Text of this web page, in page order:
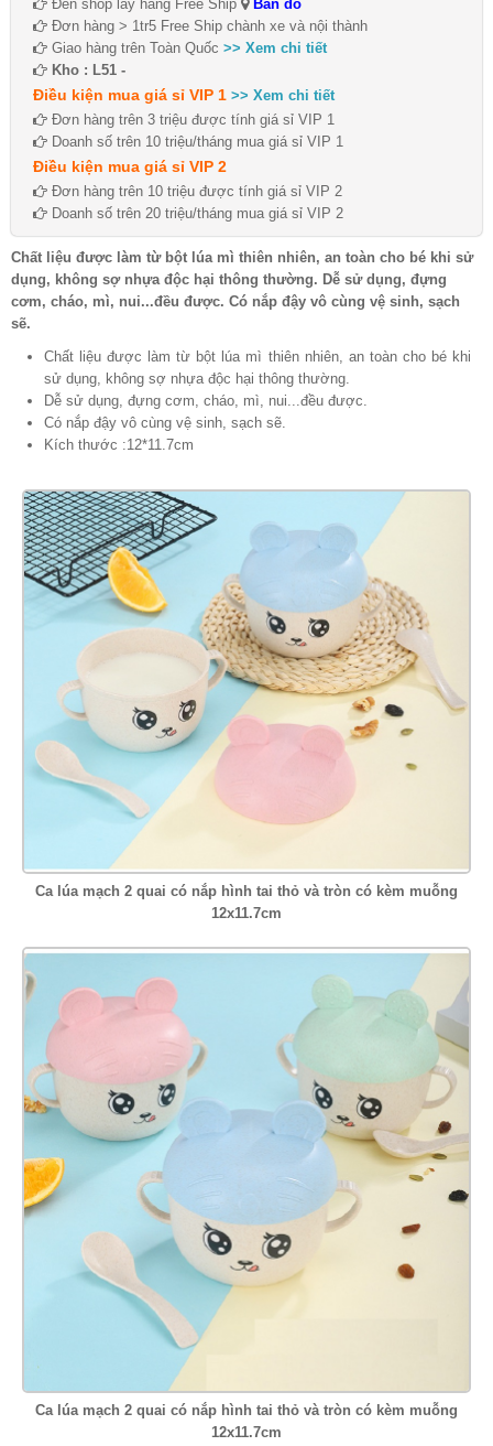
Đến shop lấy hàng Free Ship
Bản đồ
Đơn hàng > 1tr5 Free Ship chành xe và nội thành
Giao hàng trên Toàn Quốc >> Xem chi tiết
Kho : L51 -
Điều kiện mua giá sỉ VIP 1 >> Xem chi tiết
Đơn hàng trên 3 triệu được tính giá sỉ VIP 1
Doanh số trên 10 triệu/tháng mua giá sỉ VIP 1
Điều kiện mua giá sỉ VIP 2
Đơn hàng trên 10 triệu được tính giá sỉ VIP 2
Doanh số trên 20 triệu/tháng mua giá sỉ VIP 2
Chất liệu được làm từ bột lúa mì thiên nhiên, an toàn cho bé khi sử
dụng, không sợ nhựa độc hại thông thường. Dễ sử dụng, đựng
cơm, cháo, mì, nui...đều được. Có nắp đậy vô cùng vệ sinh, sạch
sẽ.
Chất liệu được làm từ bột lúa mì thiên nhiên, an toàn cho bé khi
sử dụng, không sợ nhựa độc hại thông thường.
Dễ sử dụng, đựng cơm, cháo, mì, nui...đều được.
Có nắp đậy vô cùng vệ sinh, sạch sẽ.
Kích thước :12*11.7cm
Ca lúa mạch 2 quai có nắp hình tai thỏ và tròn có kèm muỗng
12x11.7cm
Ca lúa mạch 2 quai có nắp hình tai thỏ và tròn có kèm muỗng
12x11.7cm